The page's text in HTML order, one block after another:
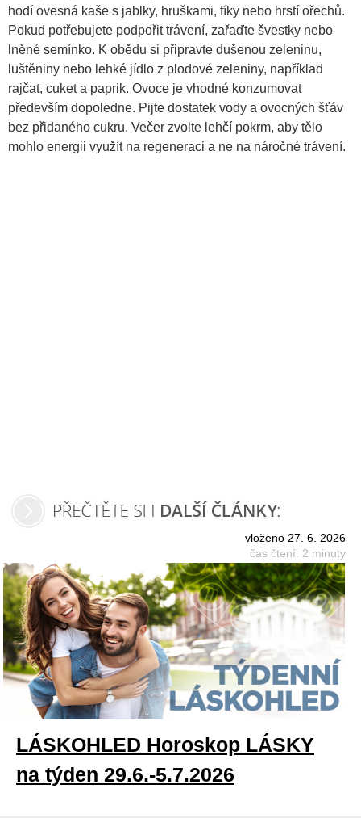
hodí ovesná kaše s jablky, hruškami, fíky nebo hrstí ořechů.
Pokud potřebujete podpořit trávení, zařaďte švestky nebo
lněné semínko. K obědu si připravte dušenou zeleninu,
luštěniny nebo lehké jídlo z plodové zeleniny, například
rajčat, cuket a paprik. Ovoce je vhodné konzumovat
především dopoledne. Pijte dostatek vody a ovocných šťáv
bez přidaného cukru. Večer zvolte lehčí pokrm, aby tělo
mohlo energii využít na regeneraci a ne na náročné trávení.
vloženo 27. 6. 2026
čas čtení: 2 minuty
LÁSKOHLED Horoskop LÁSKY
na týden 29.6.-5.7.2026